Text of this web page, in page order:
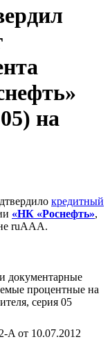
на
кредитный
«НК «Роснефть»,
ruAAA.
документарные
процентные на
серия 05
A от 10.07.2012